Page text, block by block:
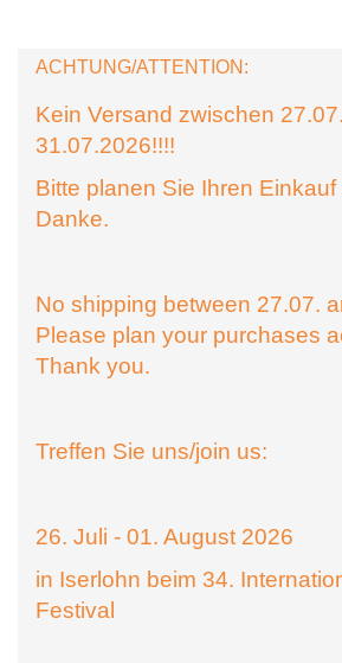
ACHTUNG/ATTENTION:
Kein Versand zwischen
31.07.2026!!!!
Bitte planen Sie Ihren
Danke.
No shipping between 27.07.
Please plan your purchases
Thank you.
Treffen Sie uns/join us:
26. Juli - 01. August 2026
in Iserlohn beim 34.
Festival